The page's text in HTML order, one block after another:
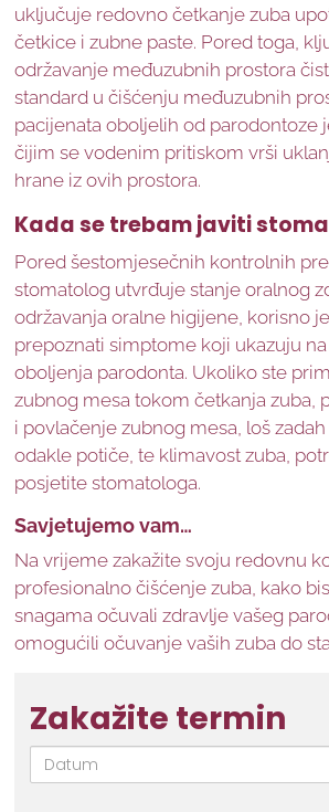
uključuje redovno četkanje zuba
četkice i zubne paste. Pored toga,
održavanje međuzubnih prostora
standard u čišćenju međuzubnih
pacijenata oboljelih od parodontoze
čijim se vodenim pritiskom vrši
hrane iz ovih prostora.
Kada se trebam javiti
Pored šestomjesečnih kontrolnih
stomatolog utvrđuje stanje oralnog
održavanja oralne higijene, korisno
prepoznati simptome koji ukazuju
oboljenja parodonta. Ukoliko ste
zubnog mesa tokom četkanja zuba,
i povlačenje zubnog mesa, loš
odakle potiče, te klimavost zuba,
posjetite stomatologa.
Savjetujemo vam…
Na vrijeme zakažite svoju redovnu
profesionalno čišćenje zuba, kako
snagama očuvali zdravlje vašeg
omogućili očuvanje vaših zuba do
Zakažite termin
Datum